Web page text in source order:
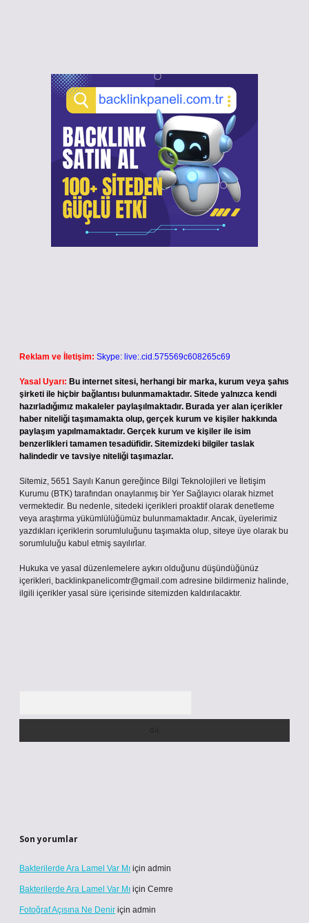
Reklam ve İletişim: Skype: live:.cid.575569c608265c69
Yasal Uyarı: Bu internet sitesi, herhangi bir marka, kurum veya şahıs
şirketi ile hiçbir bağlantısı bulunmamaktadır. Sitede yalnızca kendi
hazırladığımız makaleler paylaşılmaktadır. Burada yer alan içerikler
haber niteliği taşımamakta olup, gerçek kurum ve kişiler hakkında
paylaşım yapılmamaktadır. Gerçek kurum ve kişiler ile isim
benzerlikleri tamamen tesadüfidir. Sitemizdeki bilgiler taslak
halindedir ve tavsiye niteliği taşımazlar.
Sitemiz, 5651 Sayılı Kanun gereğince Bilgi Teknolojileri ve İletişim
Kurumu (BTK) tarafından onaylanmış bir Yer Sağlayıcı olarak hizmet
vermektedir. Bu nedenle, sitedeki içerikleri proaktif olarak denetleme
veya araştırma yükümlülüğümüz bulunmamaktadır. Ancak, üyelerimiz
yazdıkları içeriklerin sorumluluğunu taşımakta olup, siteye üye olarak bu
sorumluluğu kabul etmiş sayılırlar.
Hukuka ve yasal düzenlemelere aykırı olduğunu düşündüğünüz
içerikleri, backlinkpanelicomtr@gmail.com adresine bildirmeniz halinde,
ilgili içerikler yasal süre içerisinde sitemizden kaldırılacaktır.
Son yorumlar
Bakterilerde Ara Lamel Var Mı için admin
Bakterilerde Ara Lamel Var Mı için Cemre
Fotoğraf Açısına Ne Denir için admin